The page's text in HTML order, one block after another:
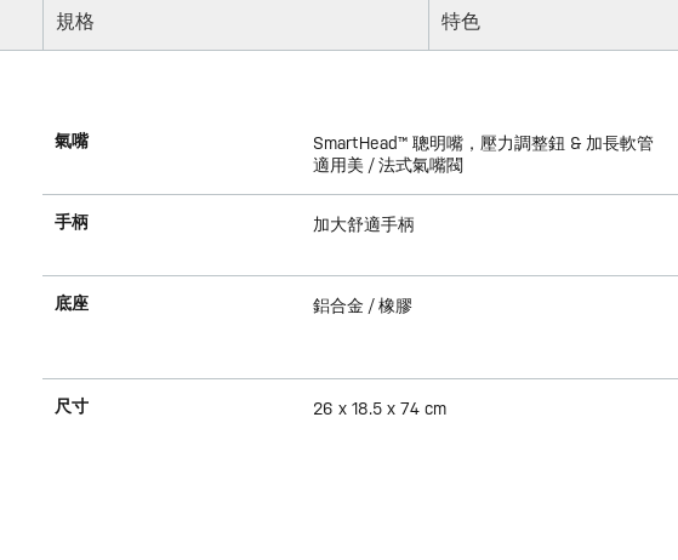
規格 特色
氣嘴
SmartHead™ 聰明嘴，壓力調整鈕 & 加長軟管
適用美 / 法式氣嘴閥
手柄 加大舒適手柄
底座 鋁合金 / 橡膠
尺寸 26 x 18.5 x 74 cm